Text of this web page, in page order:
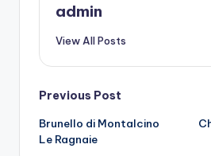
admin
View All Posts
Previous Post
Brunello di Montalcino
Le Ragnaie